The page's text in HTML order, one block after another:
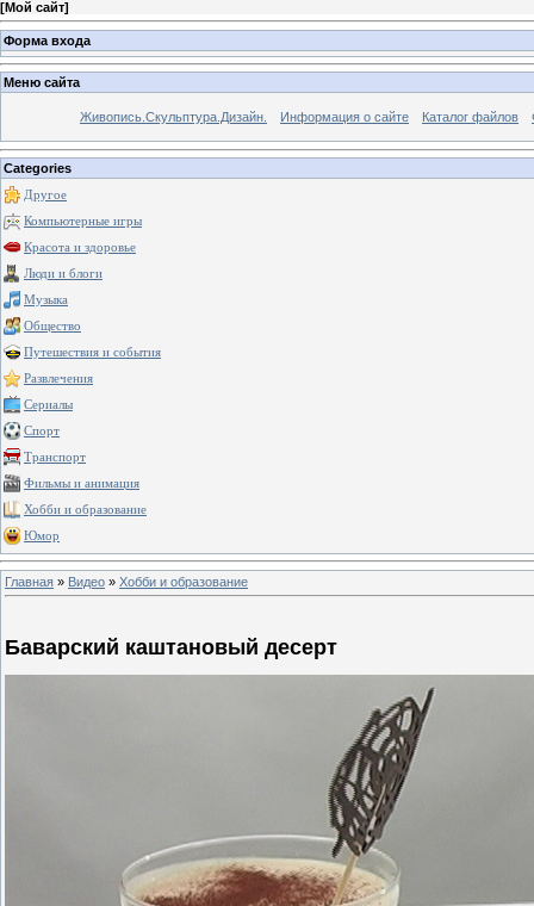
[Мой сайт]
Форма входа
Меню сайта
Живопись.Скульптура.Дизайн. Информация о сайте Каталог файлов
Categories
Другое
Компьютерные игры
Красота и здоровье
Люди и блоги
Музыка
Общество
Путешествия и события
Развлечения
Сериалы
Спорт
Транспорт
Фильмы и анимация
Хобби и образование
Юмор
Главная » Видео » Хобби и образование
Баварский каштановый десерт